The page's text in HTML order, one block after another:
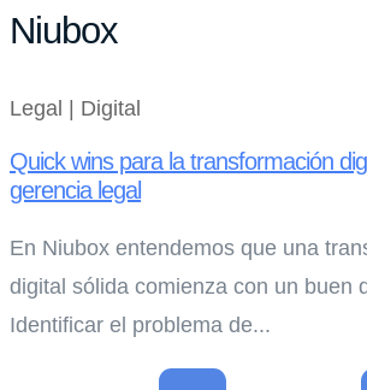
Niubox
Legal | Digital
Quick wins para la transformación
gerencia legal
En Niubox entendemos que una
digital sólida comienza con un buen
Identificar el problema de...